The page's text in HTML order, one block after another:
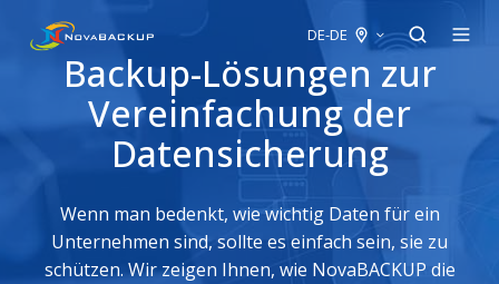
DE-DE
Backup-Lösungen zur
Vereinfachung der
Datensicherung
Wenn man bedenkt, wie wichtig Daten für ein
Unternehmen sind, sollte es einfach sein, sie zu
schützen. Wir zeigen Ihnen, wie NovaBACKUP die